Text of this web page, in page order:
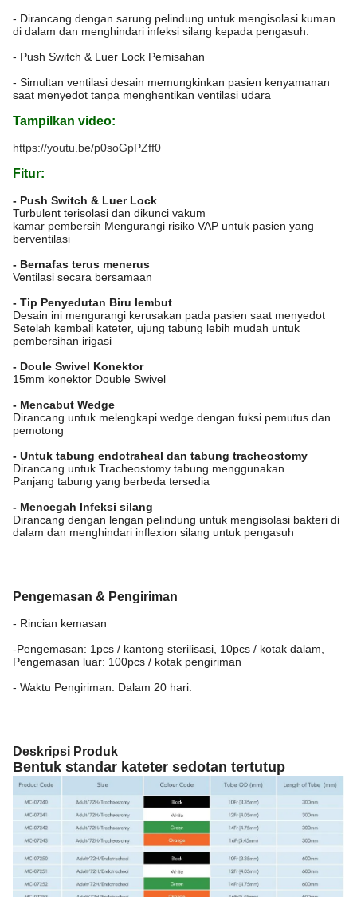
- Dirancang dengan sarung pelindung untuk mengisolasi kuman
di dalam dan menghindari infeksi silang kepada pengasuh.
- Push Switch & Luer Lock Pemisahan
- Simultan ventilasi desain memungkinkan pasien kenyamanan
saat menyedot tanpa menghentikan ventilasi udara
Tampilkan video:
https://youtu.be/p0soGpPZff0
Fitur:
- Push Switch & Luer Lock
Turbulent terisolasi dan dikunci vakum
kamar pembersih Mengurangi risiko VAP untuk pasien yang
berventilasi
- Bernafas terus menerus
Ventilasi secara bersamaan
- Tip Penyedutan Biru lembut
Desain ini mengurangi kerusakan pada pasien saat menyedot
Setelah kembali kateter, ujung tabung lebih mudah untuk
pembersihan irigasi
- Doule Swivel Konektor
15mm konektor Double Swivel
- Mencabut Wedge
Dirancang untuk melengkapi wedge dengan fuksi pemutus dan
pemotong
- Untuk tabung endotraheal dan tabung tracheostomy
Dirancang untuk Tracheostomy tabung menggunakan
Panjang tabung yang berbeda tersedia
- Mencegah Infeksi silang
Dirancang dengan lengan pelindung untuk mengisolasi bakteri di
dalam dan menghindari inflexion silang untuk pengasuh
Pengemasan & Pengiriman
- Rincian kemasan
-Pengemasan: 1pcs / kantong sterilisasi, 10pcs / kotak dalam,
Pengemasan luar: 100pcs / kotak pengiriman
- Waktu Pengiriman: Dalam 20 hari.
Deskripsi Produk
Bentuk standar kateter sedotan tertutup